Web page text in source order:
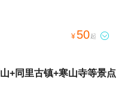
¥ 50起 
+同里古镇+寒山寺等景点